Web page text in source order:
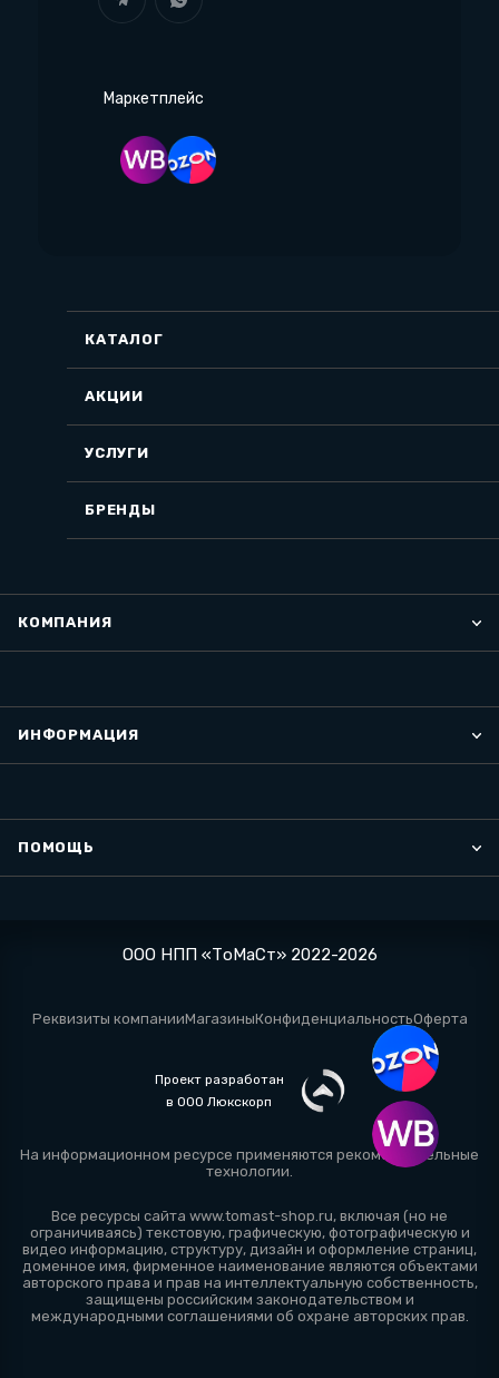
Маркетплейс
КАТАЛОГ
АКЦИИ
УСЛУГИ
БРЕНДЫ
КОМПАНИЯ
ИНФОРМАЦИЯ
ПОМОЩЬ
ООО НПП «ТоМаСт» 2022-2026
Реквизиты компанииМагазиныКонфиденциальностьОферта
Проект разработан
в ООО Люкскорп
На информационном ресурсе применяются рекомендательные
технологии.
Все ресурсы сайта www.tomast-shop.ru, включая (но не
ограничиваясь) текстовую, графическую, фотографическую и
видео информацию, структуру, дизайн и оформление страниц,
доменное имя, фирменное наименование являются объектами
авторского права и прав на интеллектуальную собственность,
защищены российским законодательством и
международными соглашениями об охране авторских прав.